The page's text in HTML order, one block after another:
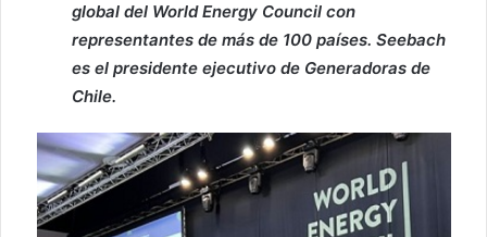
global del World Energy Council con
representantes de más de 100 países. Seebach
es el presidente ejecutivo de Generadoras de
Chile.